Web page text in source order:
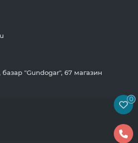
базар "Gundogar", 67 магазин
0